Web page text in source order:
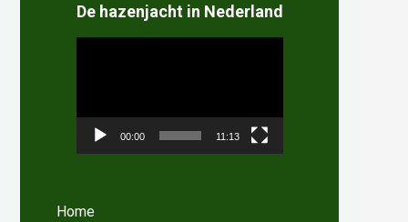
De hazenjacht in Nederland
00:00 11:13
Home